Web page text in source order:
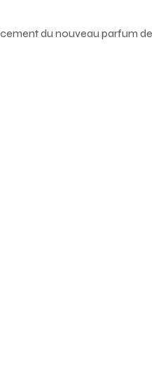
du nouveau parfum de